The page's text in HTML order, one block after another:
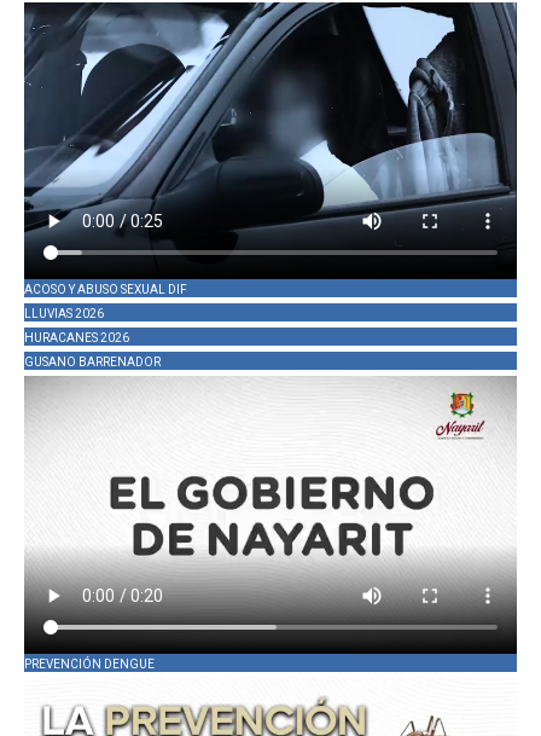
ACOSO Y ABUSO SEXUAL DIF
LLUVIAS 2026
HURACANES 2026
GUSANO BARRENADOR
PREVENCIÓN DENGUE